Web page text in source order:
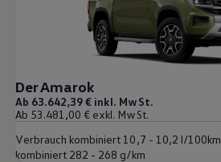
Der Amarok
Ab 63.642,39 € inkl. MwSt.
Ab 53.481,00 € exkl. MwSt.
Verbrauch kombiniert 10,7 - 10,2 l/100km
kombiniert 282 - 268 g/km